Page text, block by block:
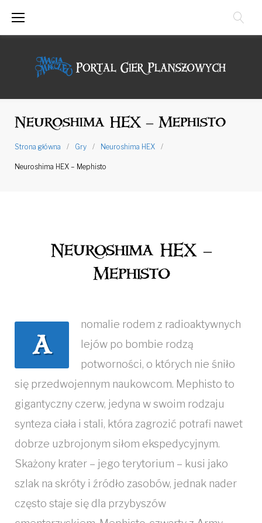
Neuroshima HEX – Mephisto
Strona główna / Gry / Neuroshima HEX /
Neuroshima HEX – Mephisto
Mephisto
Neuroshima HEX –
Mephisto
A
nomalie rodem z radioaktywnych
lejów po bombie rodzą
potworności, o których nie śniło
się przedwojennym naukowcom. Mephisto to
gigantyczny czerw, jedyna w swoim rodzaju
synteza ciała i stali, która zagrozić potrafi nawet
dobrze uzbrojonym siłom ekspedycyjnym.
Skażony krater – jego terytorium – kusi jako
szlak na skróty i źródło zasobów, jednak nader
często staje się dla przybyszów